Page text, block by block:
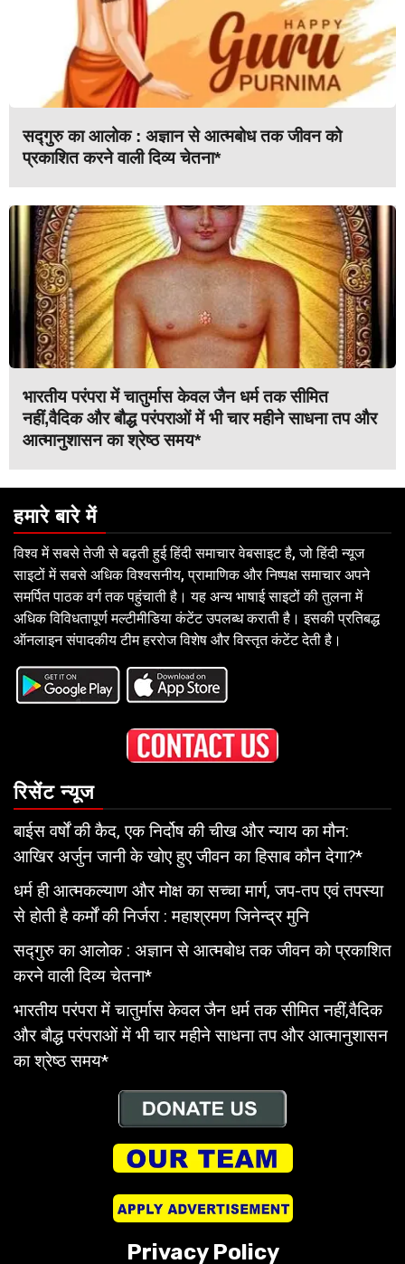
सद्गुरु का आलोक : अज्ञान से आत्मबोध तक जीवन को
प्रकाशित करने वाली दिव्य चेतना*
भारतीय परंपरा में चातुर्मास केवल जैन धर्म तक सीमित
नहीं,वैदिक और बौद्ध परंपराओं में भी चार महीने साधना तप और
आत्मानुशासन का श्रेष्ठ समय*
हमारे बारे में
विश्व में सबसे तेजी से बढ़ती हुई हिंदी समाचार वेबसाइट है, जो हिंदी न्यूज
साइटों में सबसे अधिक विश्वसनीय, प्रामाणिक और निष्पक्ष समाचार अपने
समर्पित पाठक वर्ग तक पहुंचाती है। यह अन्य भाषाई साइटों की तुलना में
अधिक विविधतापूर्ण मल्टीमीडिया कंटेंट उपलब्ध कराती है। इसकी प्रतिबद्ध
ऑनलाइन संपादकीय टीम हररोज विशेष और विस्तृत कंटेंट देती है।
रिसेंट न्यूज
बाईस वर्षों की कैद, एक निर्दोष की चीख और न्याय का मौन:
आखिर अर्जुन जानी के खोए हुए जीवन का हिसाब कौन देगा?*
धर्म ही आत्मकल्याण और मोक्ष का सच्चा मार्ग, जप-तप एवं तपस्या
से होती है कर्मों की निर्जरा : महाश्रमण जिनेन्द्र मुनि
सद्गुरु का आलोक : अज्ञान से आत्मबोध तक जीवन को प्रकाशित
करने वाली दिव्य चेतना*
भारतीय परंपरा में चातुर्मास केवल जैन धर्म तक सीमित नहीं,वैदिक
और बौद्ध परंपराओं में भी चार महीने साधना तप और आत्मानुशासन
का श्रेष्ठ समय*
Privacy Policy